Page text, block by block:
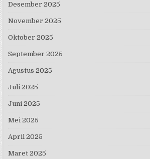
Desember 2025
November 2025
Oktober 2025
September 2025
Agustus 2025
Juli 2025
Juni 2025
Mei 2025
April 2025
Maret 2025